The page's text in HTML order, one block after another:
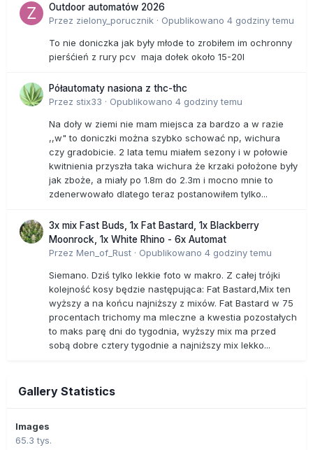
Outdoor automatów 2026
Przez zielony_porucznik · Opublikowano 4 godziny temu
To nie doniczka jak były młode to zrobiłem im ochronny
pierśćień z rury pcv maja dołek około 15-20l
Półautomaty nasiona z thc-thc
Przez stix33 · Opublikowano 4 godziny temu
Na doły w ziemi nie mam miejsca za bardzo a w razie
,,w" to doniczki można szybko schować np, wichura
czy gradobicie. 2 lata temu miałem sezony i w połowie
kwitnienia przyszła taka wichura że krzaki położone były
jak zboże, a miały po 1.8m do 2.3m i mocno mnie to
zdenerwowało dlatego teraz postanowiłem tylko...
3x mix Fast Buds, 1x Fat Bastard, 1x Blackberry
Moonrock, 1x White Rhino - 6x Automat
Przez Men_of_Rust · Opublikowano 4 godziny temu
Siemano. Dziś tylko lekkie foto w makro. Z całej trójki
kolejność kosy będzie następująca: Fat Bastard,Mix ten
wyższy a na końcu najniższy z mixów. Fat Bastard w 75
procentach trichomy ma mleczne a kwestia pozostałych
to maks parę dni do tygodnia, wyższy mix ma przed
sobą dobre cztery tygodnie a najniższy mix lekko...
Gallery Statistics
Images
65.3 tys.